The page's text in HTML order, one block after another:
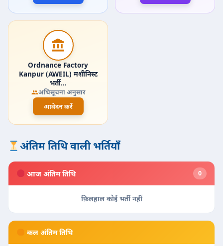
Ordnance Factory
Kanpur (AWEIL) मशीनिस्ट
भर्ती…
अधिसूचना अनुसार
आवेदन करें
अंतिम तिथि वाली भर्तियाँ
आज अंतिम तिथि 0
फ़िलहाल कोई भर्ती नहीं
कल अंतिम तिथि